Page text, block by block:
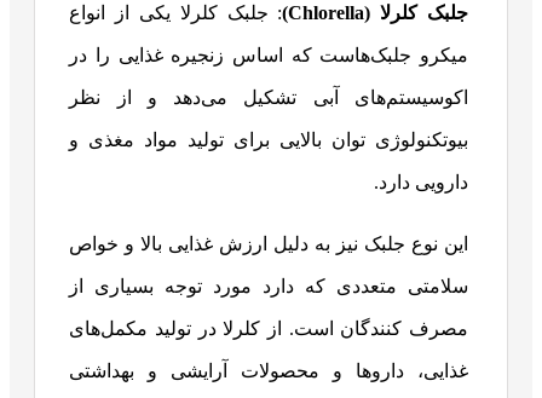
جلبک کلرلا (Chlorella
): جلبک کلرلا یکی از انواع
میکرو جلبک‌هاست که اساس زنجیره غذایی را در
اکوسیستم‌های آبی تشکیل می‌دهد و از نظر
بیوتکنولوژی توان بالایی برای تولید مواد مغذی و
دارویی دارد.
این نوع جلبک نیز به دلیل ارزش غذایی بالا و خواص
سلامتی متعددی که دارد مورد توجه بسیاری از
مصرف کنندگان است. از کلرلا در تولید مکمل‌های
غذایی، داروها و محصولات آرایشی و بهداشتی